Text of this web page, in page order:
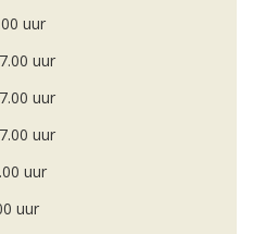
uur
uur
uur
uur
uur
uur